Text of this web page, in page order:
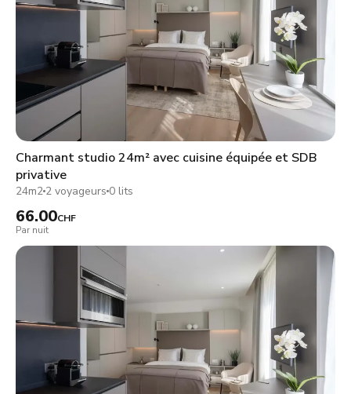
Charmant studio 24m² avec cuisine équipée et SDB
privative
24m2 2 voyageurs 0 lits
66.00CHF
Par nuit